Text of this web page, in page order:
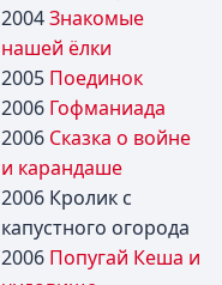
2004Знакомые
нашей ёлки
2005 Поединок
2006 Гофманиада
2006 Сказка о войне
и карандаше
2006 Кролик с
капустного огорода
2006 Попугай Кеша и